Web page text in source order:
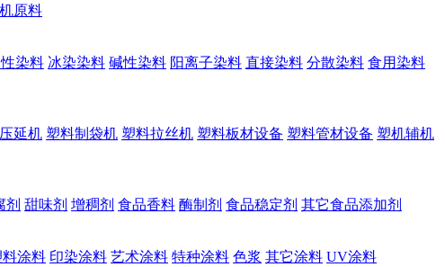
原料
染料 冰染染料 碱性染料 阳离子染料 直接染料 分散染料 食用染料
延机 塑料制袋机 塑料拉丝机 塑料板材设备 塑料管材设备 塑机辅机
剂 甜味剂 增稠剂 食品香料 酶制剂 食品稳定剂 其它食品添加剂
料涂料 印染涂料 艺术涂料 特种涂料 色浆 其它涂料 UV涂料